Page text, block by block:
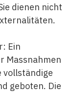
dienen nicht
Ein
Massnahmen
vollständige
geboten. Die